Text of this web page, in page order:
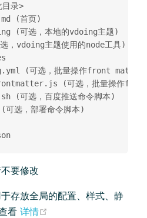
录>
(首页)
(可选，本地的vdoing主题)
vdoing主题使用的node工具)
(可选，批量操作front matter
(可选，批量操作
(可选，百度推送命令脚本)
选，部署命令脚本)
要修改
于存放全局的配置、样式、静
看详情